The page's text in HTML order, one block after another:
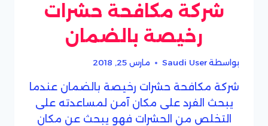
شركة مكافحة حشرات
رخيصة بالضمان
بواسطةSaudi User مارس 25, 2018
شركة مكافحة حشرات رخيصة بالضمان عندما
يبحث الفرد على مكان آمن لمساعدته على
التخلص من الحشرات فهو يبحث عن مكان